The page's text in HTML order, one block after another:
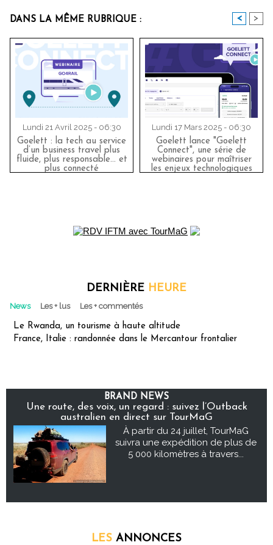
DANS LA MÊME RUBRIQUE : < >
Lundi 21 Avril 2025 - 06:30
Goelett : la tech au service
d’un business travel plus
fluide, plus responsable… et
plus connecté
Lundi 17 Mars 2025 - 06:30
Goelett lance "Goelett
Connect", une série de
webinaires pour maîtriser
les enjeux technologiques
DERNIÈRE HEURE
News Les + lus Les + commentés
Le Rwanda, un tourisme à haute altitude
France, Italie : randonnée dans le Mercantour frontalier
BRAND NEWS
Une route, des voix, un regard : suivez l’Outback
australien en direct sur TourMaG
À partir du 24 juillet, TourMaG
suivra une expédition de plus de
5 000 kilomètres à travers...
LES ANNONCES